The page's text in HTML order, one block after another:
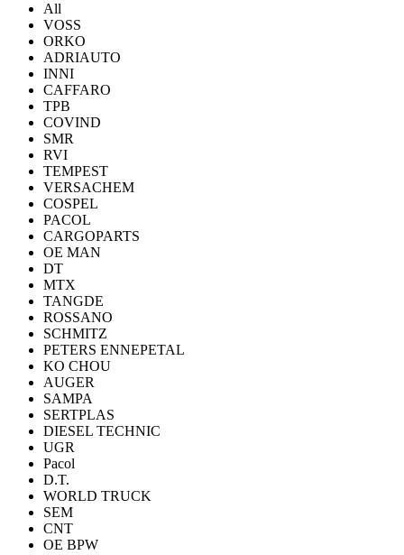
All
VOSS
ORKO
ADRIAUTO
INNI
CAFFARO
TPB
COVIND
SMR
RVI
TEMPEST
VERSACHEM
COSPEL
PACOL
CARGOPARTS
OE MAN
DT
MTX
TANGDE
ROSSANO
SCHMITZ
PETERS ENNEPETAL
KO CHOU
AUGER
SAMPA
SERTPLAS
DIESEL TECHNIC
UGR
Pacol
D.T.
WORLD TRUCK
SEM
CNT
OE BPW